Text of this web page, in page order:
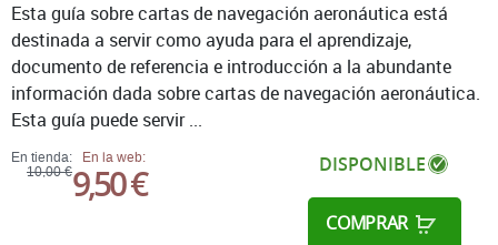
En tienda:
10,00 €
En la web:
9,50 € DISPONIBLE
COMPRAR
Esta guía sobre cartas de navegación aeronáutica está
destinada a servir como ayuda para el aprendizaje,
documento de referencia e introducción a la abundante
información dada sobre cartas de navegación aeronáutica.
Esta guía puede servir ...